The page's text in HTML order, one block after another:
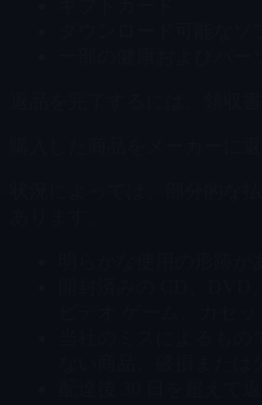
ダウンロード可能な
一部の健康およびパ
返品を完了するには、領収
購入した商品をメーカーに
状況によっては、部分的な
開封済みの CD、DVD
ビデオ ゲーム、カセ
当社のミスによるも
ない商品、破損また
配達後 30 日を超えて